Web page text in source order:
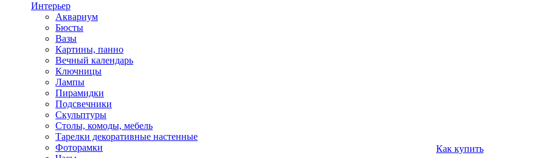
Интерьер
Аквариум
Бюсты
Вазы
Картины, панно
Вечный календарь
Ключницы
Лампы
Пирамидки
Подсвечники
Скульптуры
Столы, комоды, мебель
Тарелки декоративные настенные
Фоторамки
Как купить